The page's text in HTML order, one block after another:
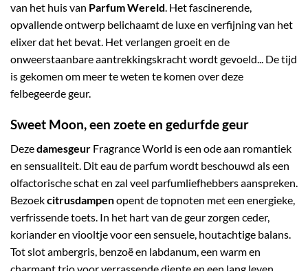
van het huis van Parfum Wereld. Het fascinerende,
opvallende ontwerp belichaamt de luxe en verfijning van het
elixer dat het bevat. Het verlangen groeit en de
onweerstaanbare aantrekkingskracht wordt gevoeld... De tijd
is gekomen om meer te weten te komen over deze
felbegeerde geur.
Sweet Moon, een zoete en gedurfde geur
Dezedamesgeur Fragrance World is een ode aan romantiek
en sensualiteit. Dit eau de parfum wordt beschouwd als een
olfactorische schat en zal veel parfumliefhebbers aanspreken.
Bezoekcitrusdampenopent de topnoten met een energieke,
verfrissende toets. In het hart van de geur zorgen ceder,
koriander en viooltje voor een sensuele, houtachtige balans.
Tot slot ambergris, benzoë en labdanum, een warm en
charmant trio voor verrassende diepte en een lang leven.